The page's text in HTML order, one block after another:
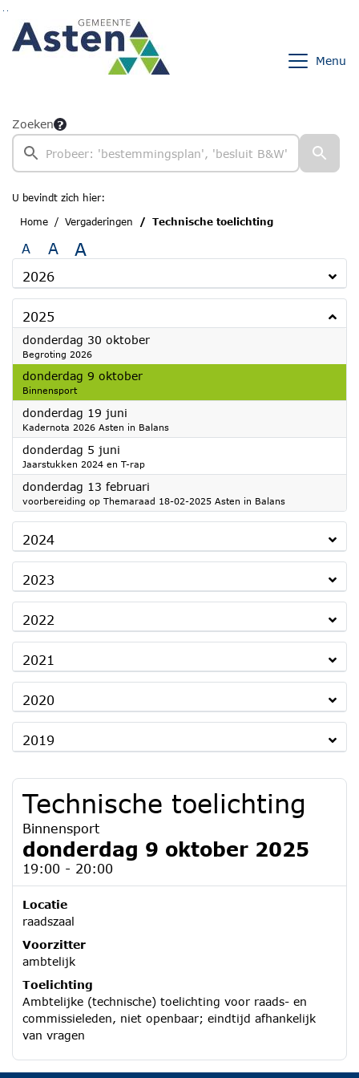
Ga naar de inhoud van deze pagina
Ga naar het zoeken
Ga naar het menu
Menu
Zoeken
U bevindt zich hier:
Home
Vergaderingen Technische toelichting
A A A
2026
2025
donderdag 30 oktober2025
Begroting 2026
donderdag 9 oktober2025
Binnensport
donderdag 19 juni
Kadernota 2026 Asten in Balans
donderdag 5 juni
Jaarstukken 2024 en T-rap
donderdag 13 februari
voorbereiding op Themaraad 18-02-2025 Asten in Balans
2024
2023
2022
2021
2020
2019
Technische toelichting
Binnensport
donderdag 9 oktober 2025
19:00 - 20:00
Locatie
raadszaal
Voorzitter
ambtelijk
Toelichting
Ambtelijke (technische) toelichting voor raads- en
commissieleden, niet openbaar; eindtijd afhankelijk
van vragen